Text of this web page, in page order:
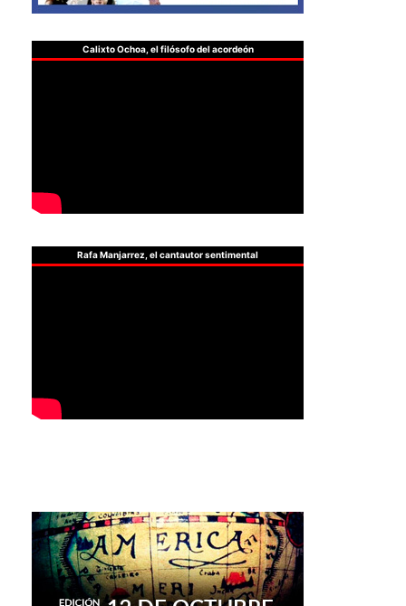
Calixto Ochoa, el filósofo del acordeón
Rafa Manjarrez, el cantautor sentimental